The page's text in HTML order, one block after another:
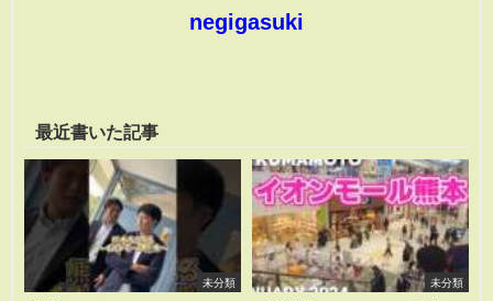
negigasuki
最近書いた記事
未分類 未分類